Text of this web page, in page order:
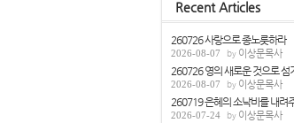
Recent Articles
260726 사랑으로 종노릇하라
2026-08-07 이상문목사
2026-08-07 이상문목사
260719 은혜의 소낙비를 내려
2026-07-24 이상문목사